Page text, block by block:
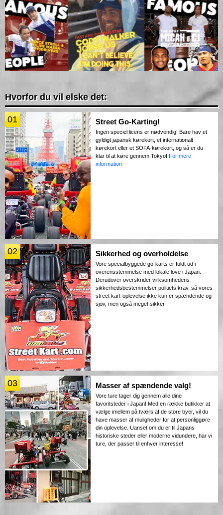
Hvorfor du vil elske det:
01 Street Go-Karting!
Ingen speciel licens er nødvendig! Bare hav et
gyldigt japansk kørekort, et internationalt
kørekort eller et SOFA-kørekort, og så er du
klar til at køre gennem Tokyo! For mere
information
02 Sikkerhed og overholdelse
Vore specialbyggede go-karts er fuldt ud i
overensstemmelse med lokale love i Japan.
Derudover overskrider virksomhedens
sikkerhedsbestemmelser politiets krav, så vores
street kart-oplevelse ikke kun er spændende og
sjov, men også meget sikker.
03 Masser af spændende valg!
Vore ture tager dig gennem alle dine
favoritsteder i Japan! Med en række butikker at
vælge imellem på tværs af de store byer, vil du
have masser af muligheder for at personliggøre
din oplevelse. Uanset om du er til Japans
historiske steder eller moderne vidundere, har vi
ture, der passer til enhver interesse!